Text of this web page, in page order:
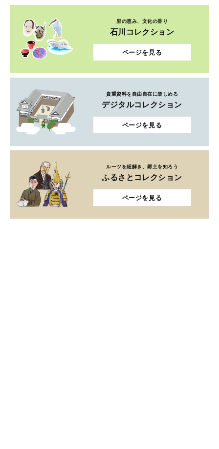
里の恵み、文化の香り
石川コレクション
ページを見る
貴重資料を自由自在に楽しめる
デジタルコレクション
ページを見る
ルーツを紐解き、郷土を知ろう
ふるさとコレクション
ページを見る